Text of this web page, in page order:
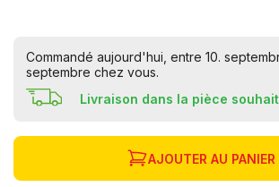
Commandé aujourd'hui, entre 10.
septembre chez vous.
Livraison dans la pièce
AJOUTER AU PANIER